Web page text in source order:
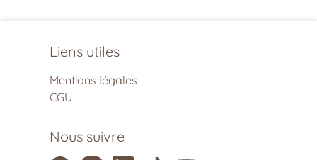
Liens utiles
Mentions légales
CGU
Nous suivre